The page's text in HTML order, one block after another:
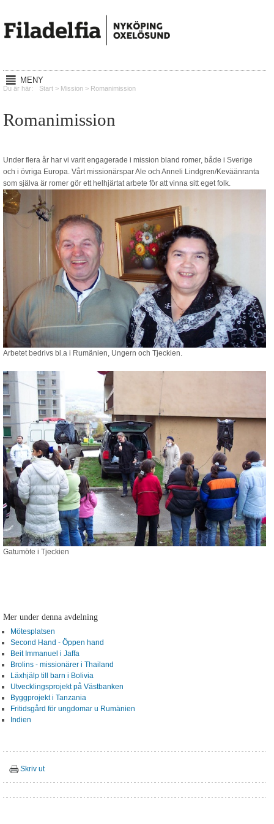
MENY
Hem
Mission
Lyssna
Kalender
Sitemap
Du är här: Start > Mission > Romanimission
Romanimission
Under flera år har vi varit engagerade i mission bland romer, både i Sverige
och i övriga Europa. Vårt missionärspar Ale och Anneli Lindgren/Keväänranta
som själva är romer gör ett helhjärtat arbete för att vinna sitt eget folk.
Arbetet bedrivs bl.a i Rumänien, Ungern och Tjeckien.
Gatumöte i Tjeckien
Mer under denna avdelning
Mötesplatsen
Second Hand - Öppen hand
Beit Immanuel i Jaffa
Brolins - missionärer i Thailand
Läxhjälp till barn i Bolivia
Utvecklingsprojekt på Västbanken
Byggprojekt i Tanzania
Fritidsgård för ungdomar u Rumänien
Indien
Skriv ut